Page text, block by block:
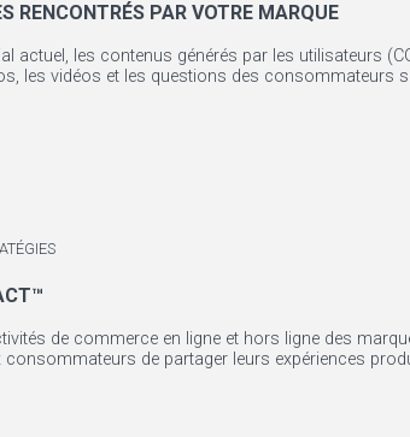
RENCONTRÉS PAR VOTRE MARQUE
actuel, les contenus générés par les utilisateurs
les vidéos et les questions des consommateurs
de commerce en ligne et hors ligne des
de partager leurs expériences